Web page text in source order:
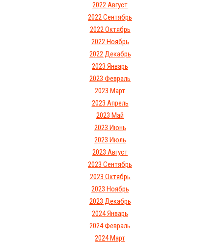
2022 Август
2022 Сентябрь
2022 Октябрь
2022 Ноябрь
2022 Декабрь
2023 Январь
2023 Февраль
2023 Март
2023 Апрель
2023 Май
2023 Июнь
2023 Июль
2023 Август
2023 Сентябрь
2023 Октябрь
2023 Ноябрь
2023 Декабрь
2024 Январь
2024 Февраль
2024 Март